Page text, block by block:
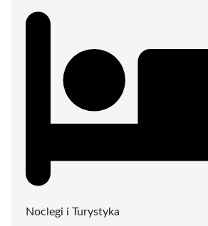
Noclegi i Turystyka